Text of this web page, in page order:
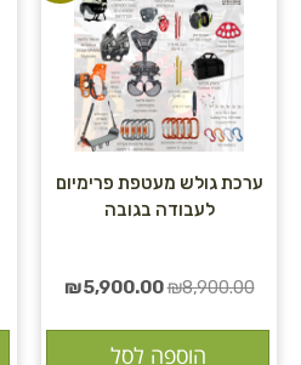
ערכת גולש מעטפת פרימיום
לעבודה בגובה
₪8,900.00
₪5,900.00
הוספה לסל